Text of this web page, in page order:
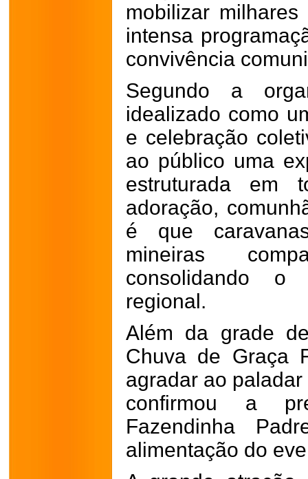
mobilizar
intensa
convivência
Segundo a
idealizado como
e celebração
ao público uma
estruturada em
adoração,
é que
mineiras
consolidando o
regional.
Além da grade
Chuva de Graça
agradar ao
confirmou a
Fazendinha
alimentação do